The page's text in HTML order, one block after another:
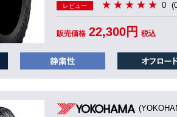
レビュー 0
販売価格 22,300円 税込